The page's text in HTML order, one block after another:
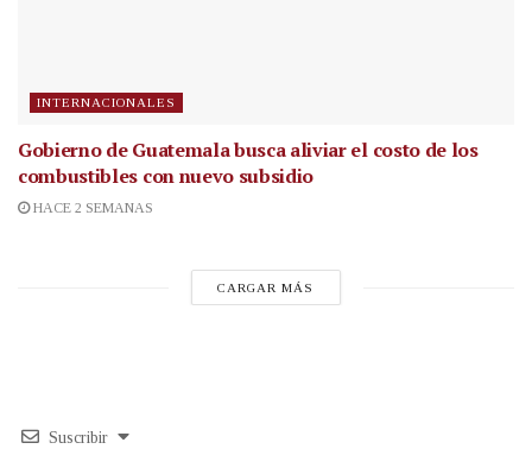
INTERNACIONALES
Gobierno de Guatemala busca aliviar el costo de los
combustibles con nuevo subsidio
HACE 2 SEMANAS
CARGAR MÁS
Suscribir